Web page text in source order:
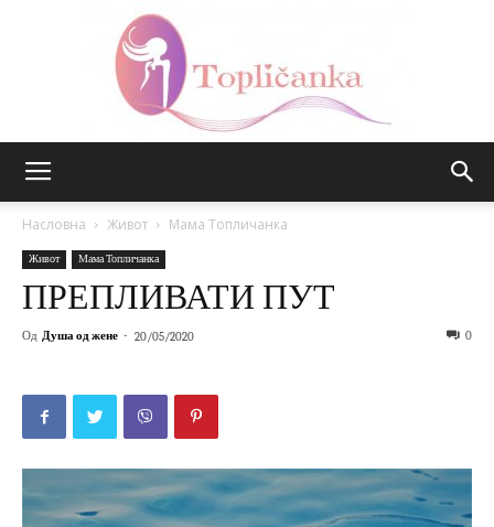
Насловна Живот Мама Топличанка
Живот Мама Топличанка
ПРЕПЛИВАТИ ПУТ
Од Душа од жене - 20/05/2020 0